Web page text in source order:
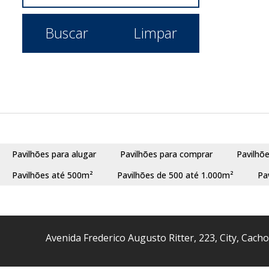
Novo Mundo (2)
Alvorada (2)
Distrito Industrial (1)
Bairro Passo Fundo (1)
Buscar Limpar
Pavilhões para alugar Pavilhões para comprar
Pavilhões até 500m²
Pavilhões de 500 até 1.000m²
Avenida Frederico Augusto Ritter, 223, City,